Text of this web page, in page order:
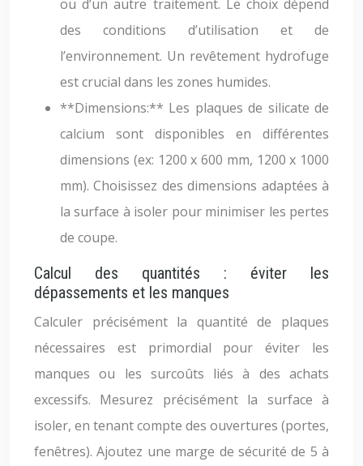
ou d’un autre traitement. Le choix dépend
des conditions d’utilisation et de
l’environnement. Un revêtement hydrofuge
est crucial dans les zones humides.
**Dimensions:** Les plaques de silicate de
calcium sont disponibles en différentes
dimensions (ex: 1200 x 600 mm, 1200 x 1000
mm). Choisissez des dimensions adaptées à
la surface à isoler pour minimiser les pertes
de coupe.
Calcul des quantités : éviter les
dépassements et les manques
Calculer précisément la quantité de plaques
nécessaires est primordial pour éviter les
manques ou les surcoûts liés à des achats
excessifs. Mesurez précisément la surface à
isoler, en tenant compte des ouvertures (portes,
fenêtres). Ajoutez une marge de sécurité de 5 à